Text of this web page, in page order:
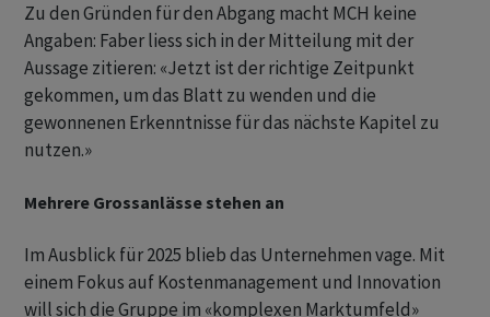
Zu den Gründen für den Abgang macht MCH keine
Angaben: Faber liess sich in der Mitteilung mit der
Aussage zitieren: «Jetzt ist der richtige Zeitpunkt
gekommen, um das Blatt zu wenden und die
gewonnenen Erkenntnisse für das nächste Kapitel zu
nutzen.»
Mehrere Grossanlässe stehen an
Im Ausblick für 2025 blieb das Unternehmen vage. Mit
einem Fokus auf Kostenmanagement und Innovation
will sich die Gruppe im «komplexen Marktumfeld»